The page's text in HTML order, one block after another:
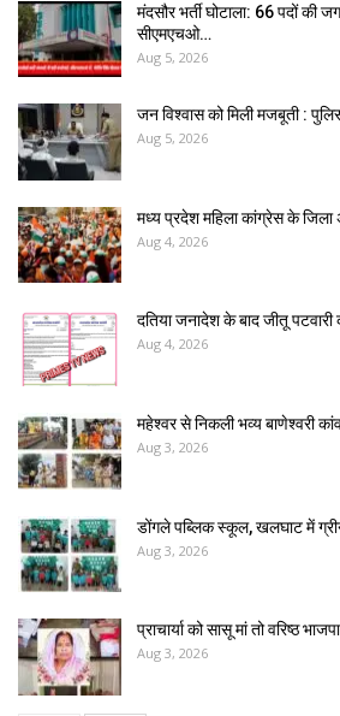
मंदसौर भर्ती घोटाला: 66 पदों की
सीएमएचओ…
Aug 5, 2026
जन विश्वास को मिली मजबूती :
Aug 5, 2026
मध्य प्रदेश महिला कांग्रेस के जिला
Aug 4, 2026
दतिया जनादेश के बाद जीतू
Aug 4, 2026
महेश्वर से निकली भव्य बाणेश्वरी
Aug 3, 2026
डोंगले पब्लिक स्कूल, खलघाट में
Aug 3, 2026
प्राचार्या को सासू मां तो वरिष्ठ
Aug 3, 2026